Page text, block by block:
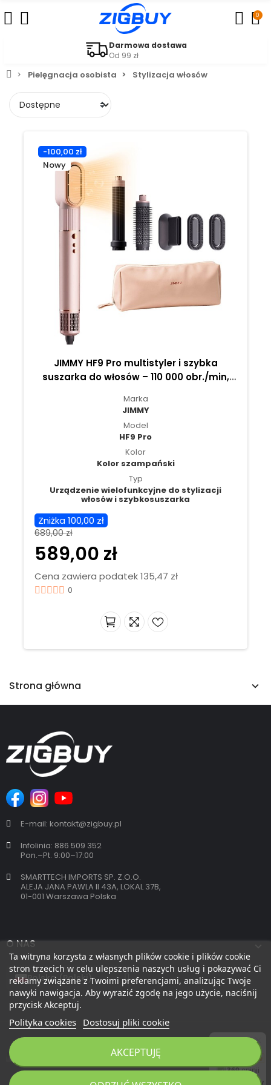
0
Darmowa dostawa
Od 99 zł
Pielęgnacja osobista Stylizacja włosów
Strona główna
-100,00 zł
Nowy
JIMMY HF9 Pro multistyler i szybka
suszarka do włosów – 110 000 obr./min,
wszechstronna stylizacja
Marka
JIMMY
Model
HF9 Pro
Kolor
Kolor szampański
Typ
Urządzenie wielofunkcyjne do stylizacji
włosów i szybkosuszarka
Zniżka 100,00 zł
689,00 zł
589,00 zł
Cena zawiera podatek 135,47 zł
0
Ta witryna korzysta z własnych plików cookie i plików cookie
stron trzecich w celu ulepszenia naszych usług i pokazywać Ci
reklamy związane z Twoimi preferencjami, analizując Twoje
nawyki nawigacja. Aby wyrazić zgodę na jego użycie, naciśnij
przycisk Akceptuj.
Polityka cookies Dostosuj pliki cookie
AKCEPTUJĘ
E-mail: kontakt@zigbuy.pl
Infolinia: 886 509 352
Pon.–Pt. 9:00–17:00
SMARTTECH IMPORTS SP. Z.O.O.
ALEJA JANA PAWLA II 43A, LOKAL 37B,
01-001 Warszawa Polska
O NAS
Copyright 2026 © zigbuy.pl. Wszelkie prawa zastrzeżone.